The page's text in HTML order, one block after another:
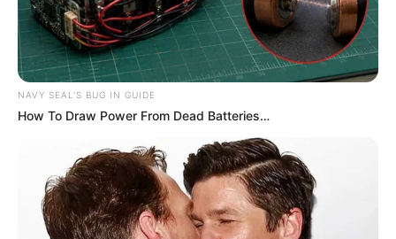
NAVY SEAL'S BUG IN GUIDE
How To Draw Power From Dead Batteries…